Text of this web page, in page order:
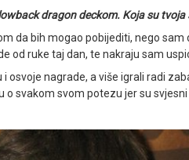
dragon deckom. Koja su
da bih mogao pobijediti, nego
od ruke taj dan, te nakraju sam
nagrade, a više igrali radi
svakom svom potezu jer su